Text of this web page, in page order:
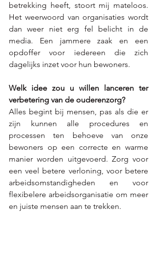
betrekking heeft, stoort mij mateloos.
Het weerwoord van organisaties wordt
dan weer niet erg fel belicht in de
media. Een jammere zaak en een
opdoffer voor iedereen die zich
dagelijks inzet voor hun bewoners.
Welk idee zou u willen lanceren ter
verbetering van de ouderenzorg?
Alles begint bij mensen, pas als die er
zijn kunnen alle procedures en
processen ten behoeve van onze
bewoners op een correcte en warme
manier worden uitgevoerd. Zorg voor
een veel betere verloning, voor betere
arbeidsomstandigheden en voor
flexibelere arbeidsorganisatie om meer
en juiste mensen aan te trekken.